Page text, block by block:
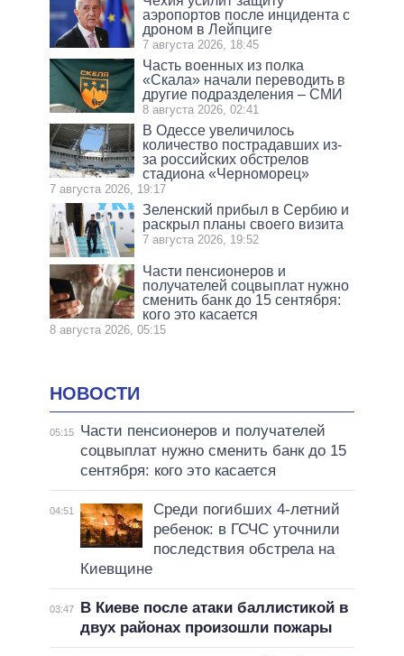
аэропортов после инцидента с
дроном в Лейпциге
7 августа 2026, 18:45
Часть военных из полка
«Скала» начали переводить в
другие подразделения – СМИ
8 августа 2026, 02:41
В Одессе увеличилось
количество пострадавших из-
за российских обстрелов
стадиона «Черноморец»
7 августа 2026, 19:17
Зеленский прибыл в Сербию и
раскрыл планы своего визита
7 августа 2026, 19:52
Части пенсионеров и
получателей соцвыплат нужно
сменить банк до 15 сентября:
кого это касается
8 августа 2026, 05:15
НОВОСТИ
05:15
Части пенсионеров и получателей
соцвыплат нужно сменить банк до 15
сентября: кого это касается
04:51
Среди погибших 4-летний
ребенок: в ГСЧС уточнили
последствия обстрела на
Киевщине
03:47
В Киеве после атаки баллистикой в
двух районах произошли пожары